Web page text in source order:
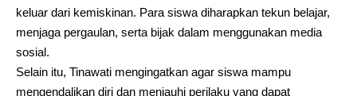
keluar dari kemiskinan. Para siswa diharapkan tekun belajar,
menjaga pergaulan, serta bijak dalam menggunakan media
sosial.
Selain itu, Tinawati mengingatkan agar siswa mampu
mengendalikan diri dan menjauhi perilaku yang dapat